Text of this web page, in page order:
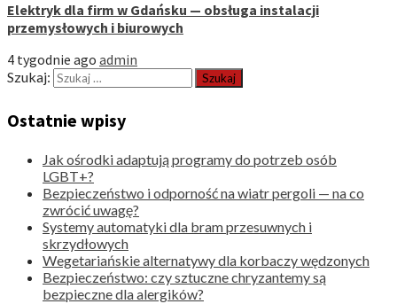
Elektryk dla firm w Gdańsku — obsługa instalacji
przemysłowych i biurowych
4 tygodnie ago admin
Szukaj:
Ostatnie wpisy
Jak ośrodki adaptują programy do potrzeb osób
LGBT+?
Bezpieczeństwo i odporność na wiatr pergoli — na co
zwrócić uwagę?
Systemy automatyki dla bram przesuwnych i
skrzydłowych
Wegetariańskie alternatywy dla korbaczy wędzonych
Bezpieczeństwo: czy sztuczne chryzantemy są
bezpieczne dla alergików?